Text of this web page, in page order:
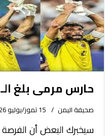
حارس مرمى بلغ الـ ٤٠ من عمره
صحيفة اليمن 15 تموز/يوليو 2026
سيخبرك البعض أن الفرصة